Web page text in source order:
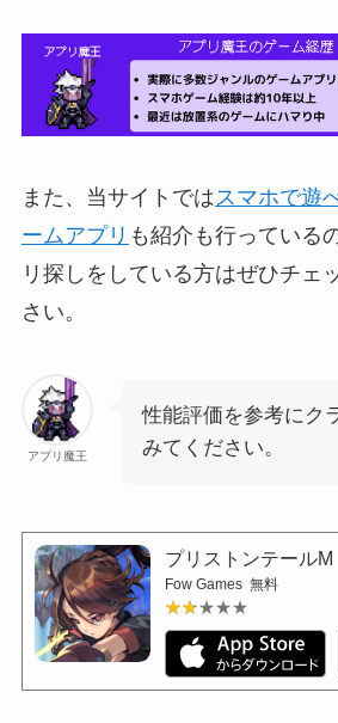
また、当サイトではスマホで遊
ームアプリ も紹介も行っている
リ探しをしている方はぜひチェ
さい。
アプリ魔王
性能評価を参考にク
みてください。
プリストンテールM
Fow Games 無料
★★★★★
★★★★★